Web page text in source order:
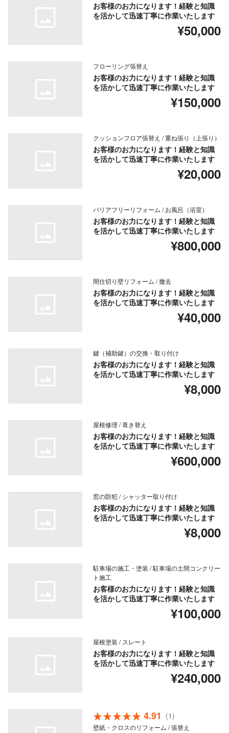
お客様のお力になります！経験と知識
を活かして迅速丁寧に作業いたします
¥50,000
フローリング張替え
お客様のお力になります！経験と知識
を活かして迅速丁寧に作業いたします
¥150,000
クッションフロア張替え / 重ね張り（上張り）
お客様のお力になります！経験と知識
を活かして迅速丁寧に作業いたします
¥20,000
バリアフリーリフォーム / お風呂（浴室）
お客様のお力になります！経験と知識
を活かして迅速丁寧に作業いたします
¥800,000
間仕切り壁リフォーム / 撤去
お客様のお力になります！経験と知識
を活かして迅速丁寧に作業いたします
¥40,000
鍵（補助鍵）の交換・取り付け
お客様のお力になります！経験と知識
を活かして迅速丁寧に作業いたします
¥8,000
屋根修理 / 葺き替え
お客様のお力になります！経験と知識
を活かして迅速丁寧に作業いたします
¥600,000
窓の防犯 / シャッター取り付け
お客様のお力になります！経験と知識
を活かして迅速丁寧に作業いたします
¥8,000
駐車場の施工・塗装 / 駐車場の土間コンクリー
ト施工
お客様のお力になります！経験と知識
を活かして迅速丁寧に作業いたします
¥100,000
屋根塗装 / スレート
お客様のお力になります！経験と知識
を活かして迅速丁寧に作業いたします
¥240,000
4.91 (1)
壁紙・クロスのリフォーム / 張替え